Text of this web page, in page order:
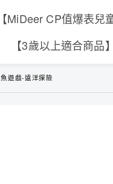
【MiDeer CP值爆表兒
【3歲以上適合商品】
遊戲-遠洋探險